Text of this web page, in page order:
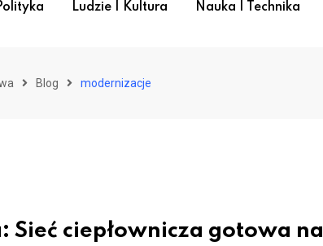
Ludzie I Kultura Nauka I Technika
Blog modernizacje
Sieć ciepłownicza gotowa na